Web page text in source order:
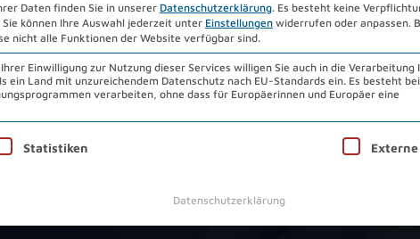
Daten finden Sie in unserer Datenschutzerklärung. Es besteht keine
Sie können Ihre Auswahl jederzeit unter Einstellungen widerrufen oder anpassen.
nicht alle Funktionen der Website verfügbar sind.
Einwilligung zur Nutzung dieser Services willigen Sie auch in die Verarbeitung
ein Land mit unzureichendem Datenschutz nach EU-Standards ein. Es besteht
verarbeiten, ohne dass für Europäerinnen und Europäer eine
erteilt werden kann. Die erste Service-Gruppe ist
Statistiken
Datenschutzerklärung